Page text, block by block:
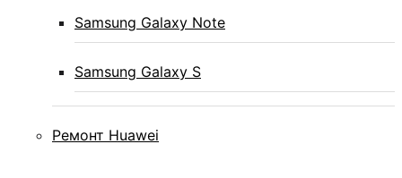
Samsung Galaxy Note
Samsung Galaxy S
Ремонт Huawei